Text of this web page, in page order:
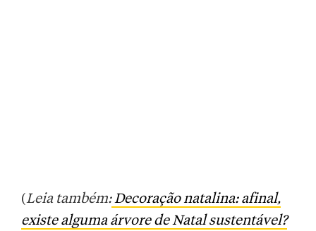
(Leia também:Decoração natalina: afinal,
existe alguma árvore de Natal sustentável?